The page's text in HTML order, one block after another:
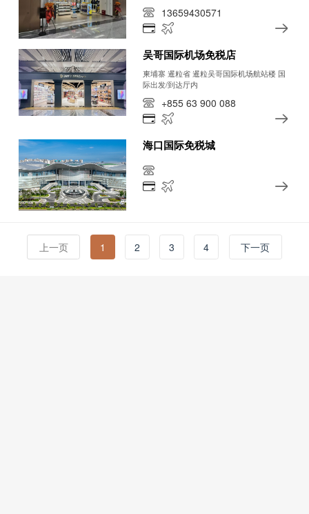
13659430571
吴哥国际机场免税店
柬埔寨 暹粒省 暹粒吴哥国际机场航站楼 国
际出发/到达厅内
+855 63 900 088
海口国际免税城
上一页 1 2 3 4 下一页